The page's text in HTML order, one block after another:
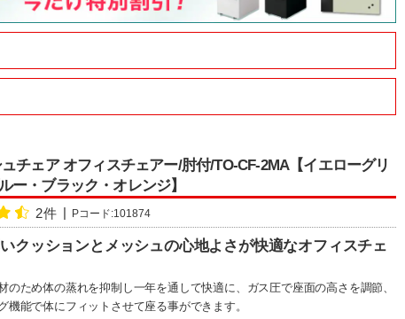
チェア オフィスチェアー/肘付/TO-CF-2MA【イエローグリ
ー・ブラック・オレンジ】
2件 Pコード:101874
クッションとメッシュの心地よさが快適なオフィスチェ
のため体の蒸れを抑制し一年を通して快適に、ガス圧で座面の高さを調節、
機能で体にフィットさせて座る事ができます。